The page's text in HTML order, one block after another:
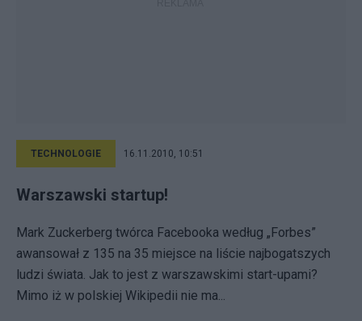
TECHNOLOGIE 16.11.2010, 10:51
Warszawski startup!
Mark Zuckerberg twórca Facebooka według „Forbes”
awansował z 135 na 35 miejsce na liście najbogatszych
ludzi świata. Jak to jest z warszawskimi start-upami?
Mimo iż w polskiej Wikipedii nie ma...